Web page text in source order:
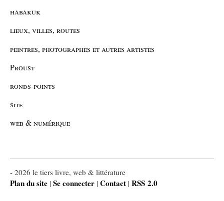
habakuk
lieux, villes, routes
peintres, photographes et autres artistes
Proust
ronds-points
site
web & numérique
- 2026 le tiers livre, web & littérature
Plan du site | Se connecter | Contact | RSS 2.0